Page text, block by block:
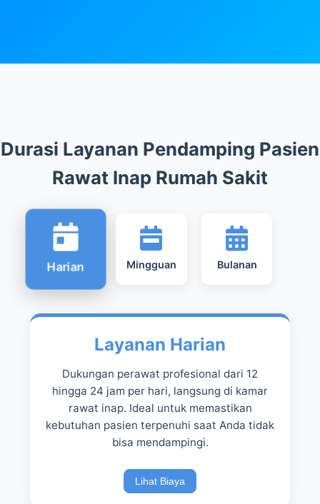
Durasi Layanan Pendamping Pasien
Rawat Inap Rumah Sakit
Harian Mingguan Bulanan
Layanan Harian
Dukungan perawat profesional dari 12
hingga 24 jam per hari, langsung di kamar
rawat inap. Ideal untuk memastikan
kebutuhan pasien terpenuhi saat Anda tidak
bisa mendampingi.
Lihat Biaya